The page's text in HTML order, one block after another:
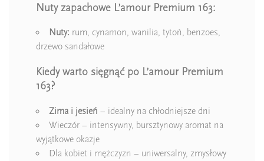
Nuty zapachowe L’amour Premium 163:
Nuty: rum, cynamon, wanilia, tytoń, benzoes,
drzewo sandałowe
Kiedy warto sięgnąć po L’amour Premium
163?
Zima i jesień – idealny na chłodniejsze dni
Wieczór – intensywny, bursztynowy aromat na
wyjątkowe okazje
Dla kobiet i mężczyzn – uniwersalny, zmysłowy